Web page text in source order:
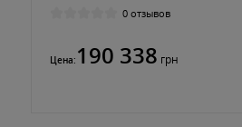
0 отзывов
Цена: 190 338 грн